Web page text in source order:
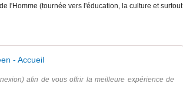
l'Homme (tournée vers l'éducation, la culture et surtout
- Accueil
afin de vous offrir la meilleure expérience de